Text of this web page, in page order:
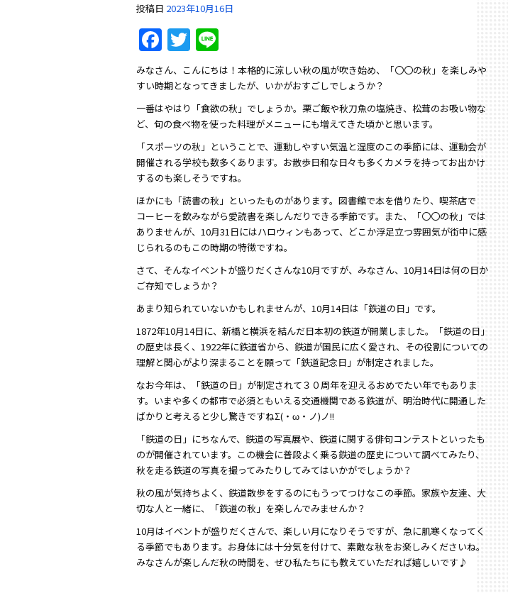
投稿日 2023年10月16日
Facebook
Twitter
みなさん、こんにちは！本格的に涼しい秋の風が吹き始め、「〇〇の秋」を楽しみや
すい時期となってきましたが、いかがおすごしでしょうか？
一番はやはり「食欲の秋」でしょうか。栗ご飯や秋刀魚の塩焼き、松茸のお吸い物な
ど、旬の食べ物を使った料理がメニューにも増えてきた頃かと思います。
「スポーツの秋」ということで、運動しやすい気温と湿度のこの季節には、運動会が
開催される学校も数多くあります。お散歩日和な日々も多くカメラを持ってお出かけ
するのも楽しそうですね。
ほかにも「読書の秋」といったものがあります。図書館で本を借りたり、喫茶店で
コーヒーを飲みながら愛読書を楽しんだりできる季節です。また、「〇〇の秋」では
ありませんが、10月31日にはハロウィンもあって、どこか浮足立つ雰囲気が街中に感
じられるのもこの時期の特徴ですね。
さて、そんなイベントが盛りだくさんな10月ですが、みなさん、10月14日は何の日か
ご存知でしょうか？
あまり知られていないかもしれませんが、10月14日は「鉄道の日」です。
1872年10月14日に、新橋と横浜を結んだ日本初の鉄道が開業しました。「鉄道の日」
の歴史は長く、1922年に鉄道省から、鉄道が国民に広く愛され、その役割についての
理解と関心がより深まることを願って「鉄道記念日」が制定されました。
なお今年は、「鉄道の日」が制定されて３０周年を迎えるおめでたい年でもありま
す。いまや多くの都市で必須ともいえる交通機関である鉄道が、明治時代に開通した
ばかりと考えると少し驚きですねΣ(・ω・ノ)ノ!!
「鉄道の日」にちなんで、鉄道の写真展や、鉄道に関する俳句コンテストといったも
のが開催されています。この機会に普段よく乗る鉄道の歴史について調べてみたり、
秋を走る鉄道の写真を撮ってみたりしてみてはいかがでしょうか？
秋の風が気持ちよく、鉄道散歩をするのにもうってつけなこの季節。家族や友達、大
切な人と一緒に、「鉄道の秋」を楽しんでみませんか？
10月はイベントが盛りだくさんで、楽しい月になりそうですが、急に肌寒くなってく
る季節でもあります。お身体には十分気を付けて、素敵な秋をお楽しみくださいね。
みなさんが楽しんだ秋の時間を、ぜひ私たちにも教えていただれば嬉しいです♪